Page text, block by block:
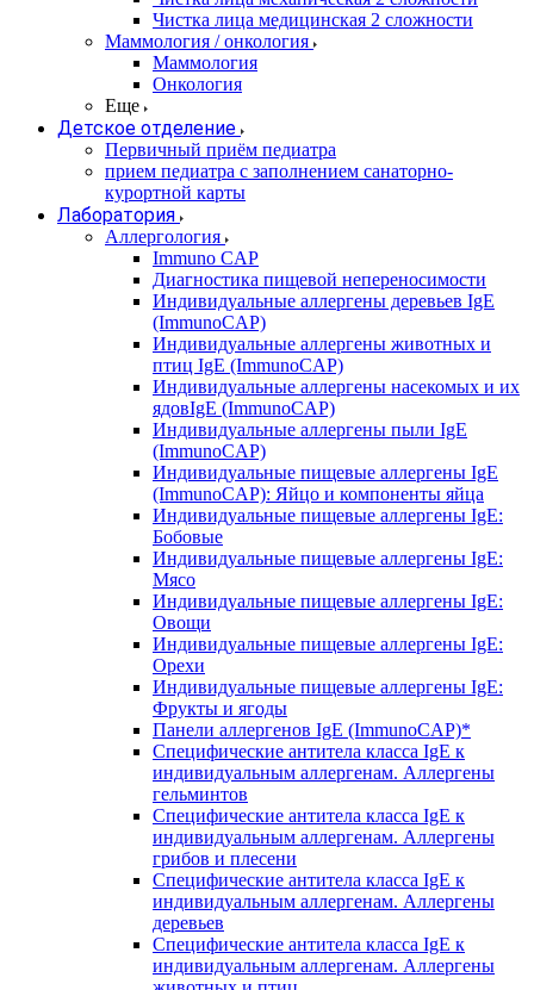
Чистка лица медицинская 2 сложности
Маммология / онкология
Маммология
Онкология
Еще
Детское отделение
Первичный приём педиатра
прием педиатра с заполнением санаторно-
курортной карты
Лаборатория
Аллергология
Immuno CAP
Диагностика пищевой непереносимости
Индивидуальные аллергены деревьев IgE
(ImmunoCAP)
Индивидуальные аллергены животных и
птиц IgE (ImmunoCAP)
Индивидуальные аллергены насекомых и их
ядовIgE (ImmunoCAP)
Индивидуальные аллергены пыли IgE
(ImmunoCAP)
Индивидуальные пищевые аллергены IgE
(ImmunoCAP): Яйцо и компоненты яйца
Индивидуальные пищевые аллергены IgE:
Бобовые
Индивидуальные пищевые аллергены IgE:
Мясо
Индивидуальные пищевые аллергены IgE:
Овощи
Индивидуальные пищевые аллергены IgE:
Орехи
Индивидуальные пищевые аллергены IgE:
Фрукты и ягоды
Панели аллергенов IgE (ImmunoCAP)*
Специфические антитела класса IgE к
индивидуальным аллергенам. Аллергены
гельминтов
Специфические антитела класса IgE к
индивидуальным аллергенам. Аллергены
грибов и плесени
Специфические антитела класса IgE к
индивидуальным аллергенам. Аллергены
деревьев
Специфические антитела класса IgE к
индивидуальным аллергенам. Аллергены